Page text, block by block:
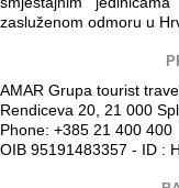
zasluženom odmoru u
AMAR Grupa tourist
Rendiceva 20, 21 000
Phone: +385 21 400 400
OIB 95191483357 - ID :